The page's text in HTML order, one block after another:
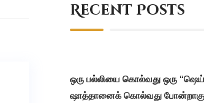
Recent Posts
ஒரு பல்லியை கொல்வது ஒரு
ஷாத்தானைக் கொல்வது